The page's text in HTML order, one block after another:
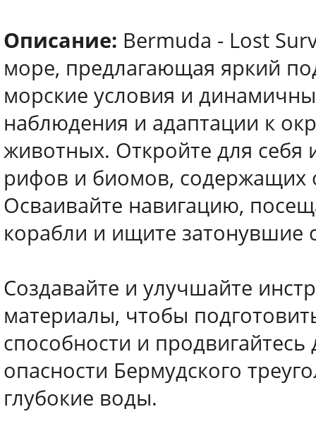
Описание: Bermuda - Lost
море, предлагающая яркий
морские условия и
наблюдения и адаптации к
животных. Откройте для себя
рифов и биомов, содержащих
Осваивайте навигацию,
корабли и ищите затонувшие
Создавайте и улучшайте
материалы, чтобы
способности и
опасности Бермудского
глубокие воды.